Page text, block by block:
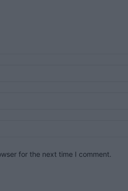
for the next time I comment.